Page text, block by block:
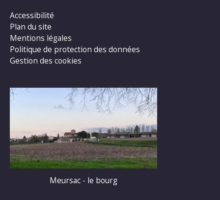
Accessibilité
Plan du site
Mentions légales
Politique de protection des données
Gestion des cookies
Meursac - le bourg